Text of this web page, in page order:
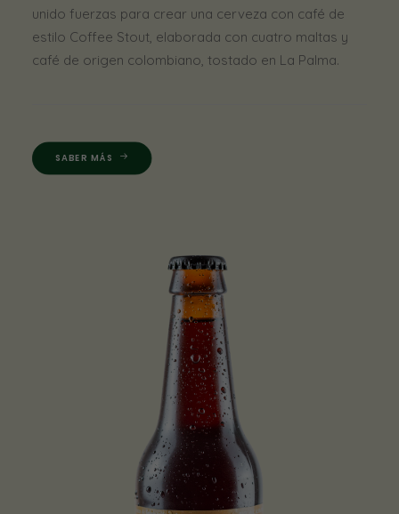
unido fuerzas para crear una cerveza con café de
estilo Coffee Stout, elaborada con cuatro maltas y
café de origen colombiano, tostado en La Palma.
SABER MÁS